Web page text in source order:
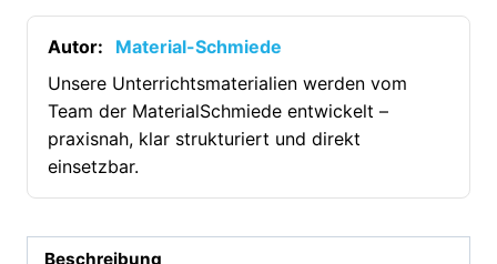
2.
Klasse
(25
Arbeitsblätter)
[Digital]
Menge
Autor:
Material-Schmiede
Unsere Unterrichtsmaterialien werden vom
Team der MaterialSchmiede entwickelt –
praxisnah, klar strukturiert und direkt
einsetzbar.
Beschreibung